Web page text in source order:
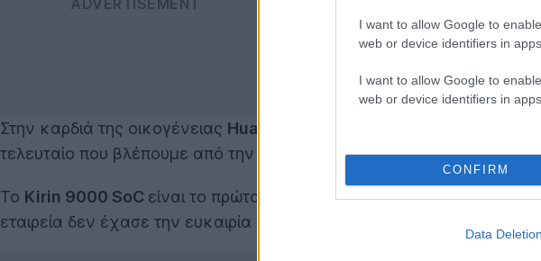
I want to allow Google to
web or device identifiers in apps.
I want to allow Google to
web or device identifiers in apps.
CONFIRM
Data Deletion
Στην καρδιά της οικογένειας Huawei Mate 40
τελευταίο που βλέπουμε από την εταιρεία λόγω των κυρώσεων που
Το Kirin 9000 SoC είναι το πρώτο mobile chipset στον κόσμο που
εταιρεία δεν έχασε την ευκαιρία να το συγκρίνει στα ίσια με το A14